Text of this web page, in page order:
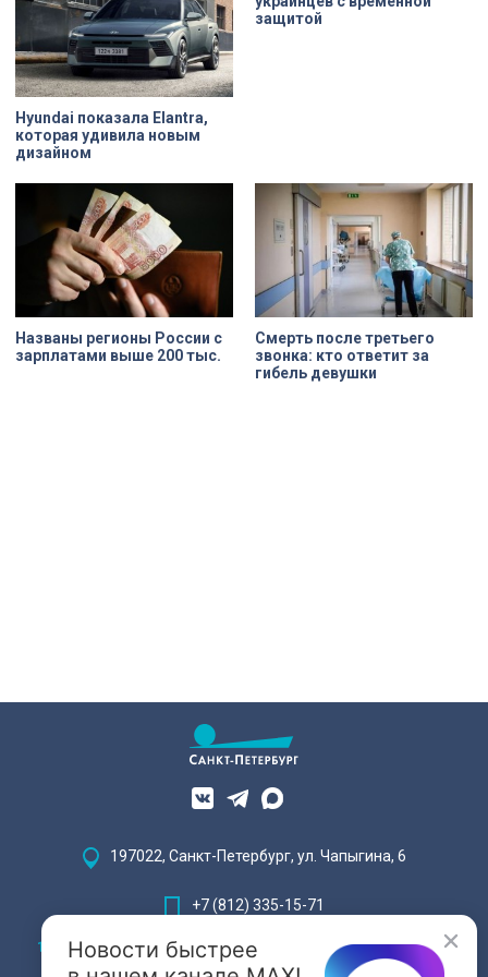
Hyundai показала Elantra,
которая удивила новым
дизайном
защитой
Названы регионы России с
зарплатами выше 200 тыс.
Смерть после третьего
звонка: кто ответит за
гибель девушки
Новости быстрее
197022, Санкт-Петербург, ул. Чапыгина, 6
+7 (812) 335-15-71
Внимание! Отдельные видеоматериалы, размещенные на настоящем
сайте, могут содержать информацию, предназначенную для лиц,
достигших 18 лет.